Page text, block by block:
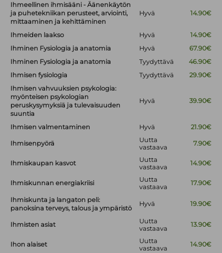
Ihmeellinen ihmisääni - Äänenkäytön
ja puhetekniikan perusteet, arviointi,
mittaaminen ja kehittäminen
Hyvä 14.90€
Ihmeiden laakso Hyvä
14.90€
Ihminen Fysiologia ja anatomia
Hyvä
67.90€
Ihminen Fysiologia ja anatomia
Tyydyttävä
46.90€
Ihmisen fysiologia
Tyydyttävä
29.90€
Ihmisen vahvuuksien psykologia:
myönteisen psykologian
peruskysymyksiä ja tulevaisuuden
suuntia
Hyvä 39.90€
Ihmisen valmentaminen Hyvä 21.90€
Ihmisenpyörä
Uutta
vastaava
7.90€
Ihmiskaupan kasvot
Uutta
vastaava
14.90€
Ihmiskunnan energiakriisi
Uutta
vastaava
17.90€
Ihmiskunta ja langaton peli:
panoksina terveys, talous ja ympäristö
Hyvä 19.90€
Ihmisten asiat
Uutta
vastaava
13.90€
Ihon alaiset
Uutta
vastaava
14.90€